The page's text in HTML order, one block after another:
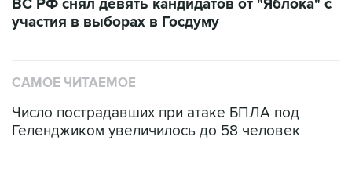
Число пострадавших при атаке БПЛА под
Путин сообщил о решении сосредоточить в